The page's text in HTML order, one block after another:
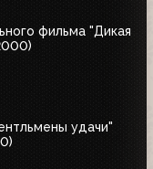
фильма "Дикая
удачи"